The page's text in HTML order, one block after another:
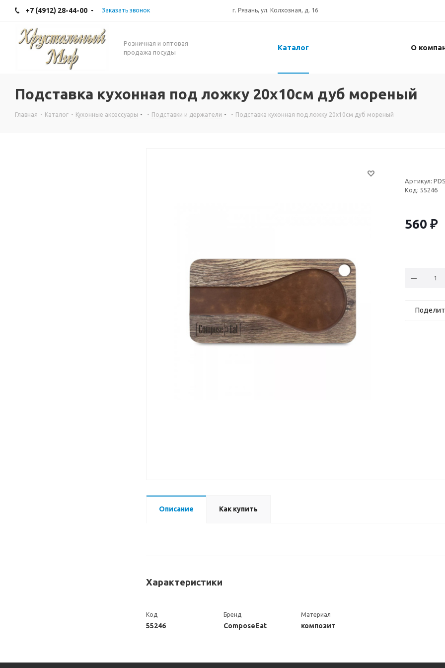
+7 (4912) 28-44-00 Заказать звонок г. Рязань, ул. Колхозная, д. 16
Розничная и оптовая
продажа посуды
Каталог О
Подставка кухонная под ложку 20х10см дуб мореный
Главная - Каталог - Кухонные аксессуары - Подставки и держатели - Подставка кухонная под ложку 20х10см дуб мореный
Артикул:
Код: 55246
560 ₽
Описание Как купить
Характеристики
Код
55246
Бренд
ComposeEat
Материал
композит